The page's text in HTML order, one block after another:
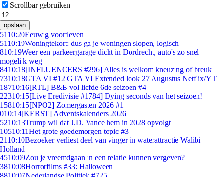
Scrollbar gebruiken
opslaan
5110:20Eeuwig voortleven
5110:19Woningtekort: dus ga je woningen slopen, logisch
810:19Weer een parkeergarage dicht in Dordrecht, auto's zo snel
mogelijk weg
8410:18[INFLUENCERS #296] Alles is welkom kneuzing of breuk
7310:18GTA VI #12 GTA VI Extended look 27 Augustus Netflix/YT
18710:16[RTL] B&B vol liefde 6de seizoen #4
22310:15[Live Eredivisie #1784] Dying seconds van het seizoen!
15810:15[NPO2] Zomergasten 2026 #1
010:14[KERST] Adventskalenders 2026
5210:13Trump wil dat J.D. Vance hem in 2028 opvolgt
10510:11Het grote goedemorgen topic #3
2110:10Bezoeker verliest deel van vinger in waterattractie Walibi
Holland
4510:09Zou je vreemdgaan in een relatie kunnen vergeven?
3810:08Horrorfilms #33: Halloween
8810:07Nederlandse Politiek #725